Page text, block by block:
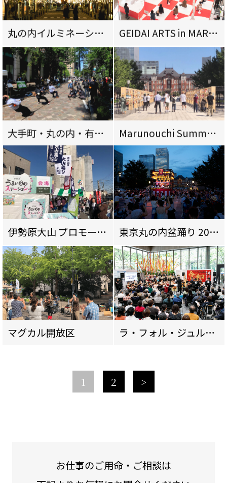
丸の内イルミネーション2020 GEIDAI ARTS in MARUNOUCHI 2020
大手町・丸の内・有楽町仲通り綱引き大会2020選抜開催
～距離はとっても心はひとつ～
Marunouchi Summer Installation ～Power to Japan～
伊勢原大山 プロモーション 東京丸の内盆踊り 2019
マグカル開放区 ラ・フォル・ジュルネTOKYO 2019
1 2 >
お仕事のご用命・ご相談は